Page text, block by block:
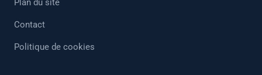
Plan du site
Contact
Politique de cookies